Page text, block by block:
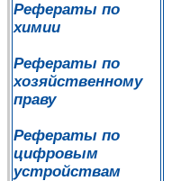
Рефераты по
химии
Рефераты по
хозяйственному
праву
Рефераты по
цифровым
устройствам